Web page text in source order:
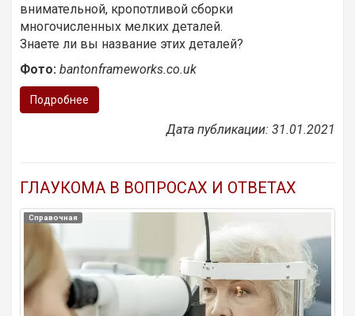
внимательной, кропотливой сборки
многочисленных мелких деталей.
Знаете ли вы название этих деталей?
Фото: bantonframeworks.co.uk
Подробнее
Дата публикации: 31.01.2021
ГЛАУКОМА В ВОПРОСАХ И ОТВЕТАХ
Справочная